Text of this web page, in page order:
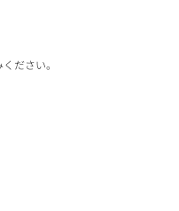
ださい。